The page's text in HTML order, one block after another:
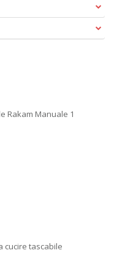
Rakam Manuale 1
cucire tascabile